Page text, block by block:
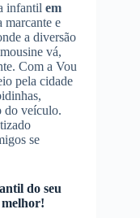
infantil em
marcante e
a diversão
vá,
Com a Vou
pela cidade
do veículo.
se
do seu